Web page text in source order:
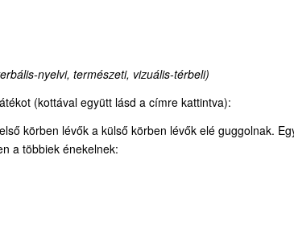
nyelvi, természeti, vizuális-térbeli)
(kottával együtt lásd a címre kattintva):
körben lévők a külső körben lévők elé guggolnak.
a többiek énekelnek: